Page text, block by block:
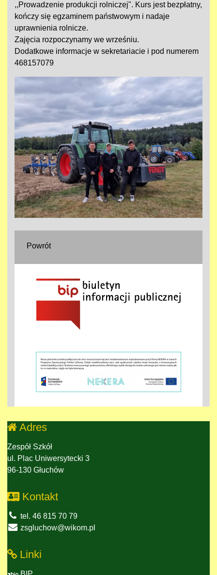
,,Prowadzenie produkcji rolniczej". Kurs jest bezpłatny,
kończy się egzaminem państwowym i nadaje
uprawnienia rolnicze.
Zajęcia rozpoczynamy we wrześniu.
Dodatkowe informacje w sekretariacie i pod numerem
468157079
Powrót
Adres
Zespół Szkół
ul. Plac Uniwersytecki 3
96-130 Głuchów
Kontakt
tel. 46 815 70 79
zsgluchow@wikom.pl
Linki